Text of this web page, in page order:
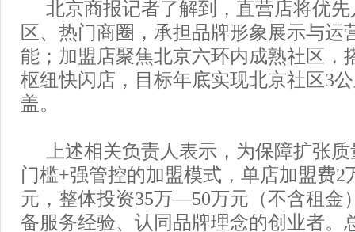
北京商报记者了解到，直营店将优
区、热门商圈，承担品牌形象展示与运
能；加盟店聚焦北京六环内成熟社区，
枢纽快闪店，目标年底实现北京社区3
盖。
上述相关负责人表示，为保障扩张
门槛+强管控的加盟模式，单店加盟费2
元，整体投资35万—50万元（不含租金
备服务经验、认同品牌理念的创业者。